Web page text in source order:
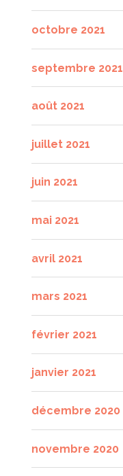
octobre 2021
septembre 2021
août 2021
juillet 2021
juin 2021
mai 2021
avril 2021
mars 2021
février 2021
janvier 2021
décembre 2020
novembre 2020